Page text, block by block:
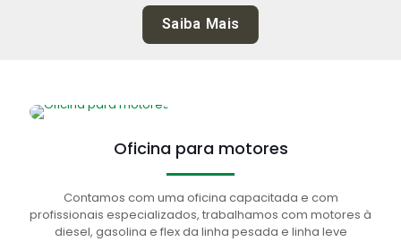
Saiba Mais
Oficina para motores
Contamos com uma oficina capacitada e com
profissionais especializados, trabalhamos com motores à
diesel, gasolina e flex da linha pesada e linha leve